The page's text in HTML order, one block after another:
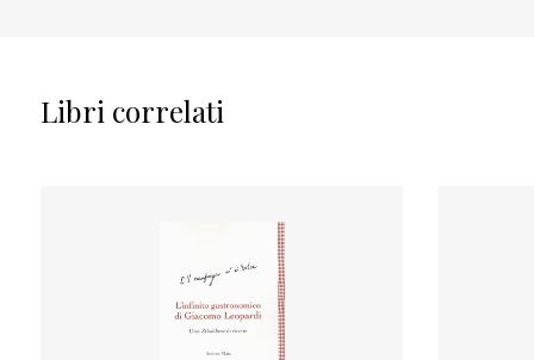
Libri correlati